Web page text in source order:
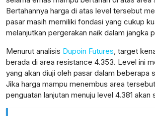
Bertahannya harga di atas level tersebut
pasar masih memiliki fondasi yang cukup
melanjutkan pergerakan naik dalam jangka
Menurut analisis Dupoin Futures, target
berada di area resistance 4.353. Level ini
yang akan diuji oleh pasar dalam beberapa
Jika harga mampu menembus area
penguatan lanjutan menuju level 4.381 akan